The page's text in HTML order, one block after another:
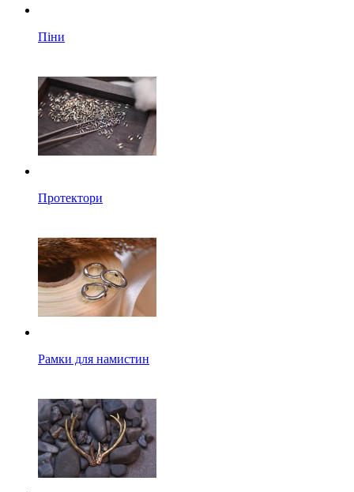
Піни
Протектори
Рамки для намистин